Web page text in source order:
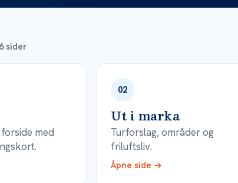
sider
med
02
Ut i marka
Turforslag, områder og
friluftsliv.
Åpne side →